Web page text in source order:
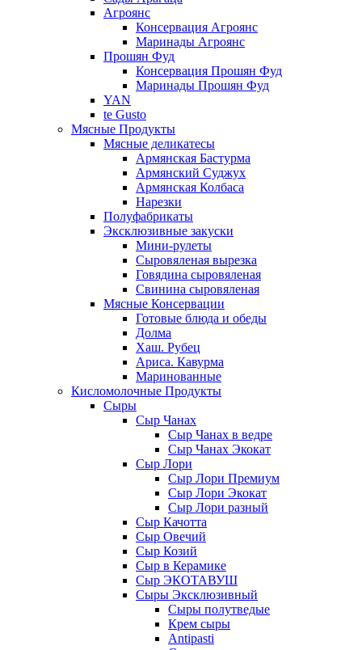
Агроянс
Консервация Агроянс
Маринады Агроянс
Прошян Фуд
Консервация Прошян Фуд
Маринады Прошян Фуд
YAN
te Gusto
Мясные Продукты
Мясные деликатесы
Армянская Бастурма
Армянский Суджух
Армянская Колбаса
Нарезки
Полуфабрикаты
Эксклюзивные закуски
Мини-рулеты
Сыровяленая вырезка
Говядина сыровяленая
Свинина сыровяленая
Мясные Консервации
Готовые блюда и обеды
Долма
Хаш. Рубец
Ариса. Кавурма
Маринованные
Кисломолочные Продукты
Сыры
Сыр Чанах
Сыр Чанах в ведре
Сыр Чанах Экокат
Сыр Лори
Сыр Лори Премиум
Сыр Лори Экокат
Сыр Лори разный
Сыр Качотта
Сыр Овечий
Сыр Козий
Сыр в Керамике
Сыр ЭКОТАВУШ
Сыры Эксклюзивный
Сыры полутведые
Крем сыры
Antipasti